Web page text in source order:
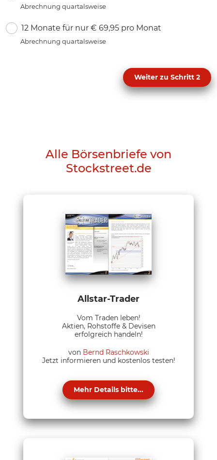
Abrechnung quartalsweise
12 Monate für nur € 69,95 pro Monat
Abrechnung quartalsweise
Weiter zu Schritt 2
Alle Börsenbriefe von
Stockstreet.de
Allstar-Trader
Vom Traden leben!
Aktien, Rohstoffe & Devisen
erfolgreich handeln!
von Bernd Raschkowski
Jetzt informieren und kostenlos testen!
Mehr Details bitte...